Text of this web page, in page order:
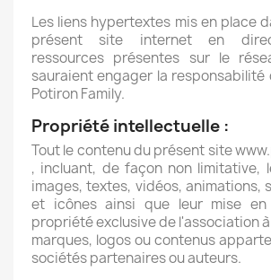
Les liens hypertextes mis en place
présent site internet en
ressources présentes sur le
sauraient engager la responsabilité
Potiron Family.
Propriété intellectuelle :
Tout le contenu du présent site
, incluant, de façon non limitative,
images, textes, vidéos, animations,
et icônes ainsi que leur mise
propriété exclusive de l'association
marques, logos ou contenus
sociétés partenaires ou auteurs.